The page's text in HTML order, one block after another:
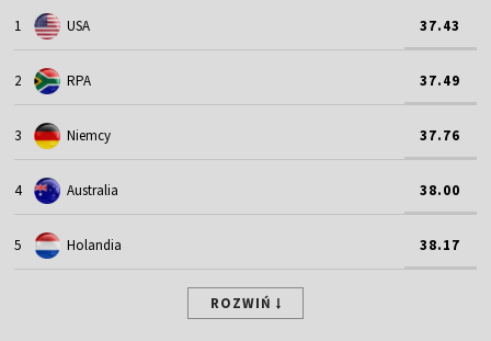
1 USA 37.43
2 RPA 37.49
3 Niemcy 37.76
4 Australia 38.00
5 Holandia 38.17
ROZWIŃ